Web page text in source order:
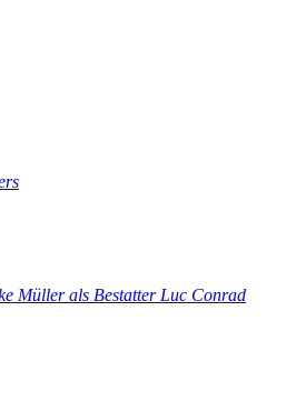
Müller als Bestatter Luc Conrad